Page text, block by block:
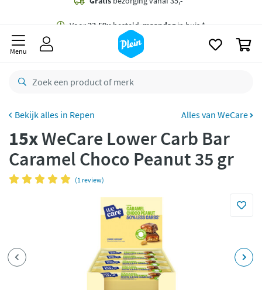
besteld,maandag
retourneren
Betaal met Klarna
Menu
Repen Alles van WeCare
15xWeCare Lower Carb Bar
Caramel Choco Peanut 35 gr
(1 review)